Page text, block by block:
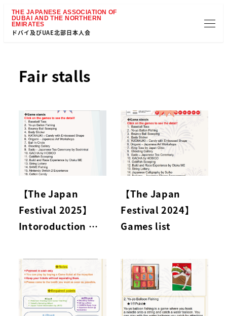
ドバイ及びUAE北部日本人会
Fair stalls
【The Japan
Festival 2025】
Intoroduction …
【The Japan
Festival 2024】
Games list